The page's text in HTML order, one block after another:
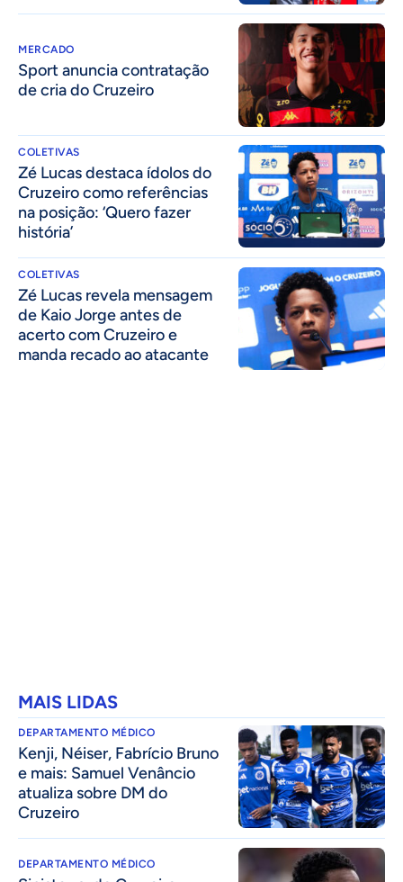
MERCADO
Sport anuncia contratação
de cria do Cruzeiro
COLETIVAS
Zé Lucas destaca ídolos do
Cruzeiro como referências
na posição: ‘Quero fazer
história’
COLETIVAS
Zé Lucas revela mensagem
de Kaio Jorge antes de
acerto com Cruzeiro e
manda recado ao atacante
MAIS LIDAS
DEPARTAMENTO MÉDICO
Kenji, Néiser, Fabrício Bruno
e mais: Samuel Venâncio
atualiza sobre DM do
Cruzeiro
DEPARTAMENTO MÉDICO